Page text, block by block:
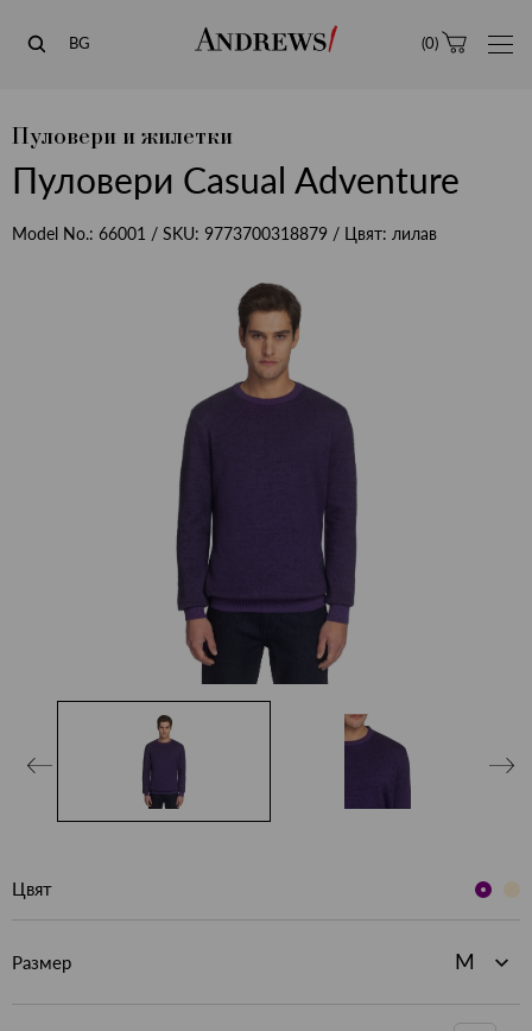
Andrews
BG (0)
Пуловери и жилетки
Пуловери Casual Adventure
Model No.: 66001 / SKU: 9773700318879 / Цвят: лилав
Цвят
Размер